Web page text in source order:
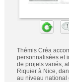
Thémis Créa
personnalisées et
de projets variés,
Riquier à Nice,
au niveau national